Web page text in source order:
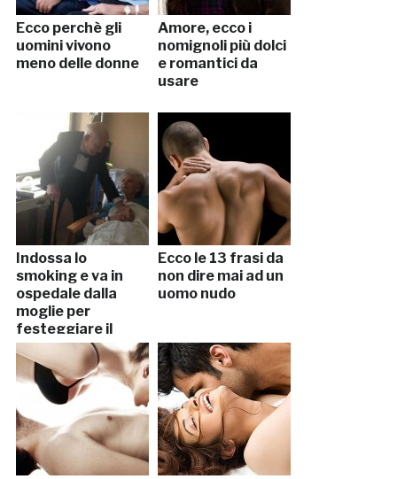
Ecco perchè gli
uomini vivono
meno delle donne
Amore, ecco i
nomignoli più dolci
e romantici da
usare
Indossa lo
smoking e va in
ospedale dalla
moglie per
festeggiare il
57esimo
anniversario
Ecco le 13 frasi da
non dire mai ad un
uomo nudo